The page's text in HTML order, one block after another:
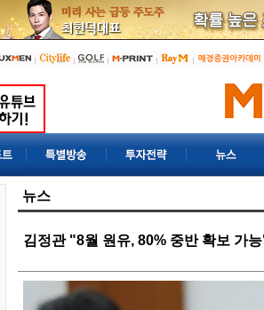
뉴스
김정관 "8월 원유, 80% 중반 확보 가